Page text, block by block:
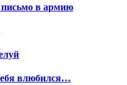
в армию
влюбился…